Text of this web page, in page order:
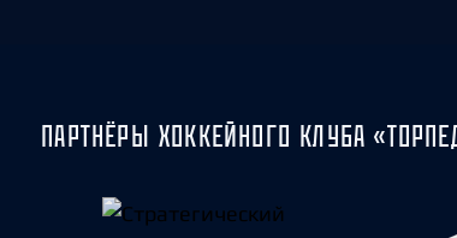
ПАРТНЁРЫ ХОККЕЙНОГО КЛУБА